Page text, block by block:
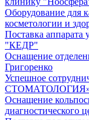
Оборудование для
косметологии и
Поставка аппарата
"КЕДР"
Оснащение
Григоренко
Успешное
Оснащение
диагностического